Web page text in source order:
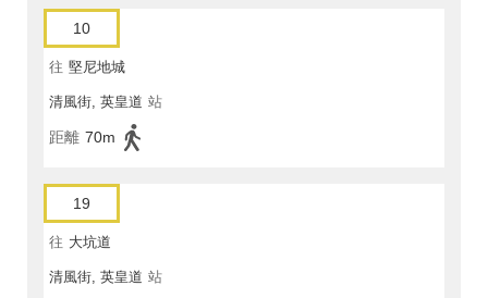
10
往 堅尼地城
清風街, 英皇道 站
距離 70m
19
往 大坑道
清風街, 英皇道 站